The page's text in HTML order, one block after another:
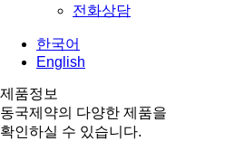
전화상담
한국어
English
제품정보
동국제약의 다양한 제품을
확인하실 수 있습니다.